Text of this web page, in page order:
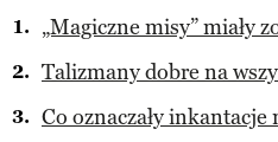
„Magiczne misy” miały
Talizmany dobre na
Co oznaczały inkantacje